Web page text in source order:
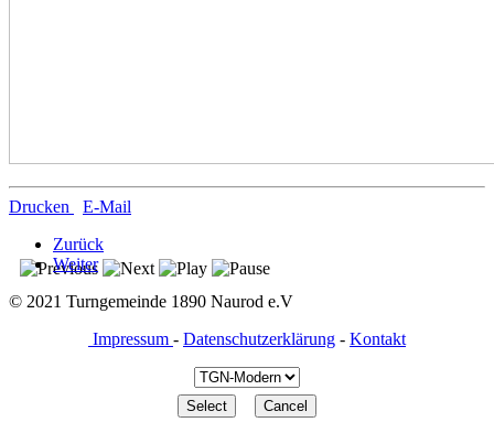
Drucken
E-Mail
Zurück
Weiter
© 2021 Turngemeinde 1890 Naurod e.V
Impressum - Datenschutzerklärung - Kontakt